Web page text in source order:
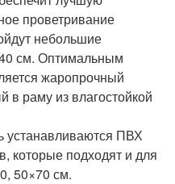
проветривание
небольшие
см. Оптимальным
жаропрочный
в раму из влагостойкой
устанавливаются ПВХ
которые подходят и для
50×70 см.